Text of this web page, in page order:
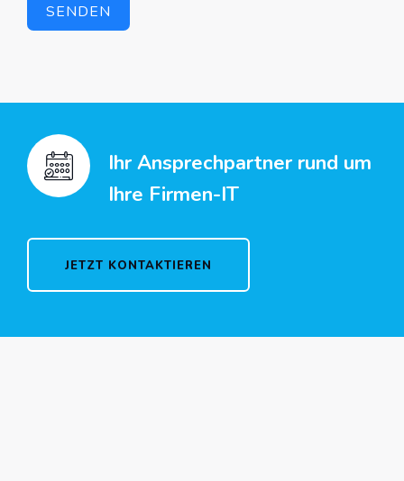
SENDEN
Ihr Ansprechpartner rund um
Ihre Firmen-IT
JETZT KONTAKTIEREN